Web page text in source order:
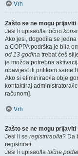
Vrh
Zašto se ne mogu prijaviti
Jesi li upisao/la točno
Ako jesi, dogodila se
a COPPA podrška je bila
od 13 godina trebat ćeš
je možda potrebna
obavijest ili prilikom same
Ako si eliminirao/la obje
kontaktiraj administratora/
računom].
Vrh
Zašto se ne mogu prijaviti
Jesi li se registrirao/la? Da
registrirati.
Jesi li upisao/la točne